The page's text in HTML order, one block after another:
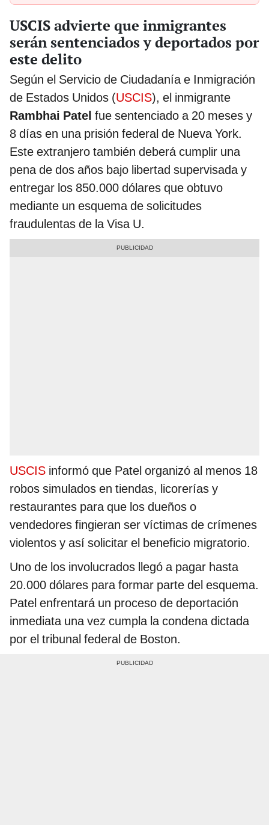
USCIS advierte que inmigrantes
serán sentenciados y deportados por
este delito
Según el Servicio de Ciudadanía e Inmigración
de Estados Unidos (USCIS), el inmigrante
Rambhai Patel fue sentenciado a 20 meses y
8 días en una prisión federal de Nueva York.
Este extranjero también deberá cumplir una
pena de dos años bajo libertad supervisada y
entregar los 850.000 dólares que obtuvo
mediante un esquema de solicitudes
fraudulentas de la Visa U.
USCIS informó que Patel organizó al menos 18
robos simulados en tiendas, licorerías y
restaurantes para que los dueños o
vendedores fingieran ser víctimas de crímenes
violentos y así solicitar el beneficio migratorio.
Uno de los involucrados llegó a pagar hasta
20.000 dólares para formar parte del esquema.
Patel enfrentará un proceso de deportación
inmediata una vez cumpla la condena dictada
por el tribunal federal de Boston.